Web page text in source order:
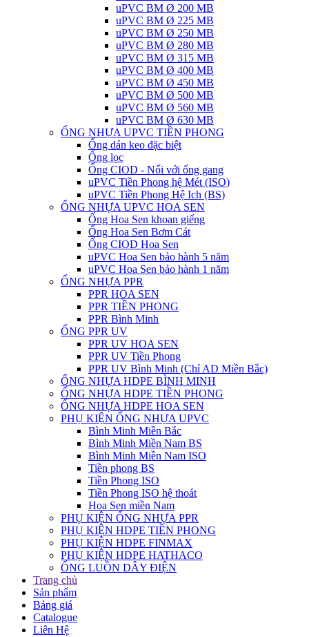
uPVC BM Ø 200 MB
uPVC BM Ø 225 MB
uPVC BM Ø 250 MB
uPVC BM Ø 280 MB
uPVC BM Ø 315 MB
uPVC BM Ø 400 MB
uPVC BM Ø 450 MB
uPVC BM Ø 500 MB
uPVC BM Ø 560 MB
uPVC BM Ø 630 MB
ỐNG NHỰA UPVC TIỀN PHONG
Ống dán keo đặc biệt
Ống lọc
Ống CIOD - Nối với ống gang
uPVC Tiền Phong hệ Mét (ISO)
uPVC Tiền Phong Hệ Ich (BS)
ỐNG NHỰA UPVC HOA SEN
Ống Hoa Sen khoan giếng
Ống Hoa Sen Bơm Cát
Ống CIOD Hoa Sen
uPVC Hoa Sen bảo hành 5 năm
uPVC Hoa Sen bảo hành 1 năm
ỐNG NHỰA PPR
PPR HOA SEN
PPR TIỀN PHONG
PPR Bình Minh
ỐNG PPR UV
PPR UV HOA SEN
PPR UV Tiền Phong
PPR UV Bình Minh (Chỉ AD Miền Bắc)
ỐNG NHỰA HDPE BÌNH MINH
ỐNG NHỰA HDPE TIỀN PHONG
ỐNG NHỰA HDPE HOA SEN
PHỤ KIỆN ỐNG NHỰA UPVC
Bình Minh Miền Bắc
Bình Minh Miền Nam BS
Bình Minh Miền Nam ISO
Tiền phong BS
Tiền Phong ISO
Tiền Phong ISO hệ thoát
Hoa Sen miền Nam
PHỤ KIỆN ỐNG NHỰA PPR
PHỤ KIỆN HDPE TIỀN PHONG
PHỤ KIỆN HDPE FINMAX
PHỤ KIỆN HDPE HATHACO
ỐNG LUỒN DÂY ĐIỆN
Trang chủ
Sản phẩm
Bảng giá
Catalogue
Liên Hệ